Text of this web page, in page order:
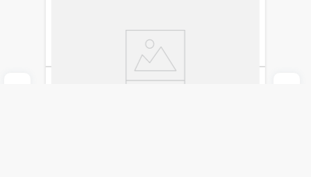
Flodigrip C x 10 Comprimidos